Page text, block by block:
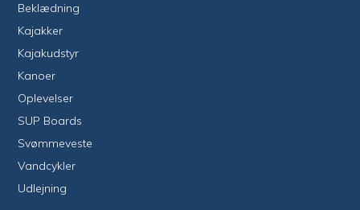
Beklædning
Kajakker
Kajakudstyr
Kanoer
Oplevelser
SUP Boards
Svømmeveste
Vandcykler
Udlejning